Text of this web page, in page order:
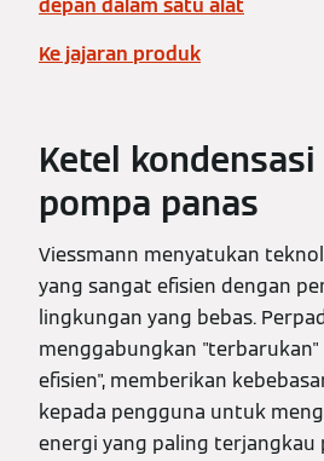
depan dalam satu alat
Ke jajaran produk
Ketel
pompa panas
Viessmann menyatukan
yang sangat efisien dengan
lingkungan yang bebas.
menggabungkan "terbarukan"
efisien", memberikan
kepada pengguna untuk
energi yang paling terjangkau